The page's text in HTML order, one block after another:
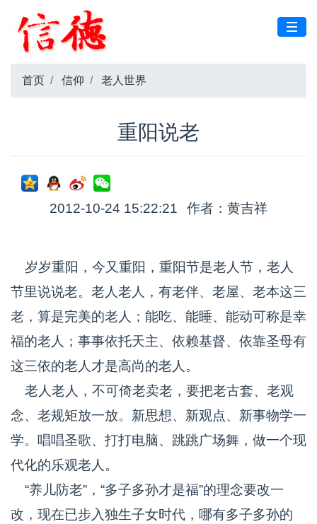
首页 信仰 老人世界
重阳说老
2012-10-24 15:22:21 作者：黄吉祥
岁岁重阳，今又重阳，重阳节是老人节，老人
节里说说老。老人老人，有老伴、老屋、老本这三
老，算是完美的老人；能吃、能睡、能动可称是幸
福的老人；事事依托天主、依赖基督、依靠圣母有
这三依的老人才是高尚的老人。
老人老人，不可倚老卖老，要把老古套、老观
念、老规矩放一放。新思想、新观点、新事物学一
学。唱唱圣歌、打打电脑、跳跳广场舞，做一个现
代化的乐观老人。
“养儿防老”，“多子多孙才是福”的理念要改一
改，现在已步入独生子女时代，哪有多子多孙的